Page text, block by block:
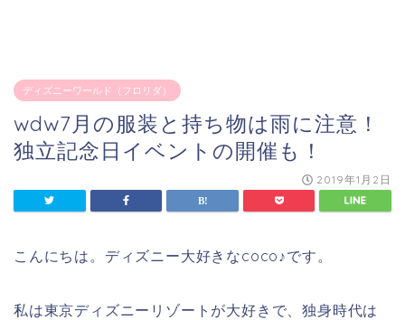
ディズニーワールド（フロリダ）
wdw7月の服装と持ち物は雨に注意！
独立記念日イベントの開催も！
2019年1月2日
こんにちは。ディズニー大好きなcoco♪です。
私は東京ディズニーリゾートが大好きで、独身時代は